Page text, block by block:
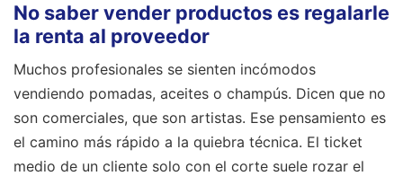
No saber vender productos es regalarle
la renta al proveedor
Muchos profesionales se sienten incómodos
vendiendo pomadas, aceites o champús. Dicen que no
son comerciales, que son artistas. Ese pensamiento es
el camino más rápido a la quiebra técnica. El ticket
medio de un cliente solo con el corte suele rozar el